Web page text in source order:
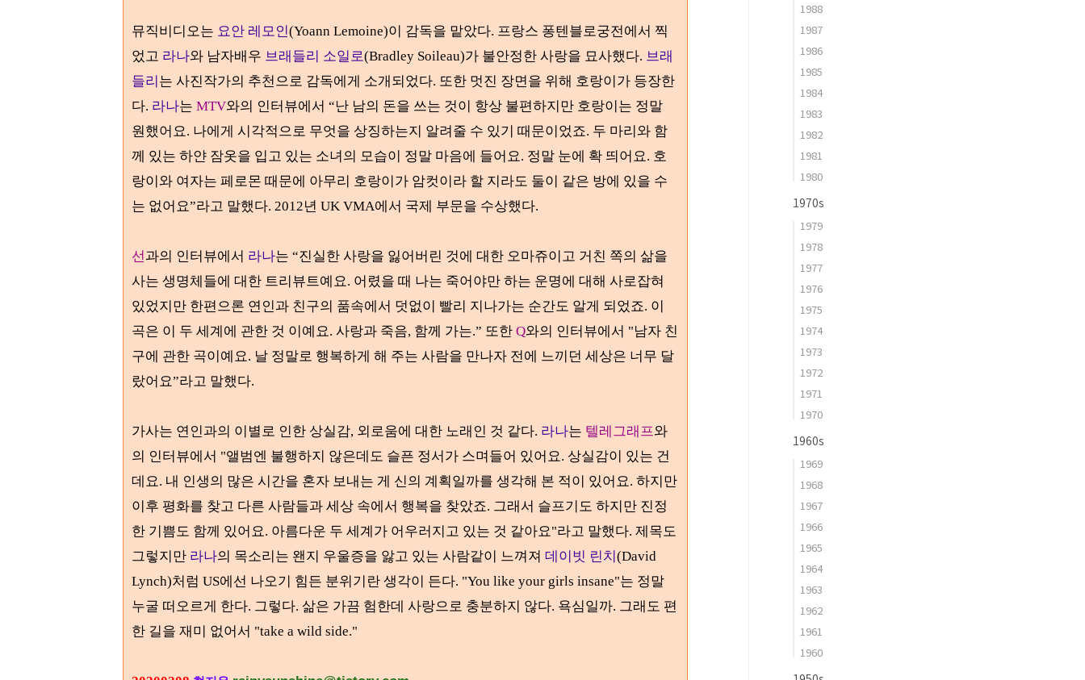
뮤직비디오는 요안 레모인(Yoann Lemoine)이 감독을 맡았다. 프랑스 퐁텐블로궁전에서 찍
었고 라나와 남자배우 브래들리 소일로(Bradley Soileau)가 불안정한 사랑을 묘사했다. 브래
들리 는 사진작가의 추천으로 감독에게 소개되었다. 또한 멋진 장면을 위해 호랑이가 등장한
다. 라나는 MTV와의 인터뷰에서 “난 남의 돈을 쓰는 것이 항상 불편하지만 호랑이는 정말
원했어요. 나에게 시각적으로 무엇을 상징하는지 알려줄 수 있기 때문이었죠. 두 마리와 함
께 있는 하얀 잠옷을 입고 있는 소녀의 모습이 정말 마음에 들어요. 정말 눈에 확 띄어요. 호
랑이와 여자는 페로몬 때문에 아무리 호랑이가 암컷이라 할 지라도 둘이 같은 방에 있을 수
는 없어요”라고 말했다. 2012년 UK VMA에서 국제 부문을 수상했다.
선과의 인터뷰에서 라나는 “진실한 사랑을 잃어버린 것에 대한 오마쥬이고 거친 쪽의 삶을
사는 생명체들에 대한 트리뷰트예요. 어렸을 때 나는 죽어야만 하는 운명에 대해 사로잡혀
있었지만 한편으론 연인과 친구의 품속에서 덧없이 빨리 지나가는 순간도 알게 되었죠. 이
곡은 이 두 세계에 관한 것 이예요. 사랑과 죽음, 함께 가는.” 또한 Q와의 인터뷰에서 "남자 친
구에 관한 곡이예요. 날 정말로 행복하게 해 주는 사람을 만나자 전에 느끼던 세상은 너무 달
랐어요”라고 말했다.
가사는 연인과의 이별로 인한 상실감, 외로움에 대한 노래인 것 같다. 라나는 텔레그래프와
의 인터뷰에서 "앨범엔 불행하지 않은데도 슬픈 정서가 스며들어 있어요. 상실감이 있는 건
데요. 내 인생의 많은 시간을 혼자 보내는 게 신의 계획일까를 생각해 본 적이 있어요. 하지만
이후 평화를 찾고 다른 사람들과 세상 속에서 행복을 찾았죠. 그래서 슬프기도 하지만 진정
한 기쁨도 함께 있어요. 아름다운 두 세계가 어우러지고 있는 것 같아요"라고 말했다. 제목도
그렇지만 라나의 목소리는 왠지 우울증을 앓고 있는 사람같이 느껴져 데이빗 린치(David
Lynch)처럼 US에선 나오기 힘든 분위기란 생각이 든다. "You like your girls insane"는 정말
누굴 떠오르게 한다. 그렇다. 삶은 가끔 험한데 사랑으로 충분하지 않다. 욕심일까. 그래도 편
한 길을 재미 없어서 "take a wild side."
1988
1987
1986
1985
1984
1983
1982
1981
1980
1970s
1979
1978
1977
1976
1975
1974
1973
1972
1971
1970
1960s
1969
1968
1967
1966
1965
1964
1963
1962
1961
1960